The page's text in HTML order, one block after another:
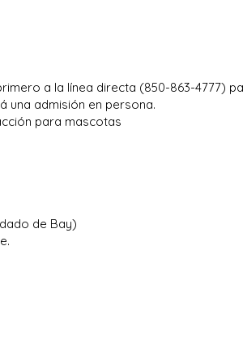
a la línea directa (850-863-4777)
una admisión en persona.
para mascotas
de Bay)